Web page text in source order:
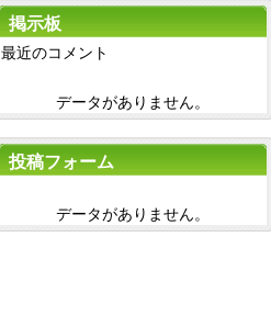
掲示板
最近のコメント
データがありません。
投稿フォーム
データがありません。